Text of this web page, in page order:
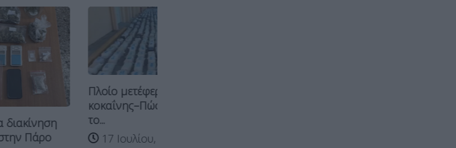
Πλοίο μετέφερε 13 τόνους
κοκαΐνης–Πώς συνδέεται
το...
17 Ιουλίου, 2026